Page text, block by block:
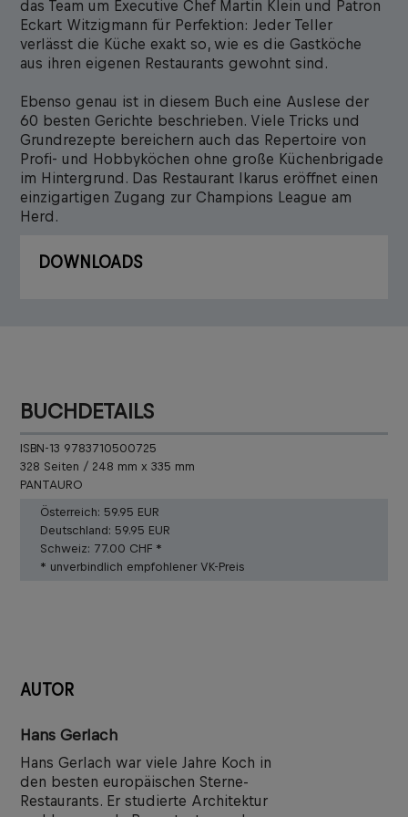
das Team um Executive Chef Martin Klein und Patron
Eckart Witzigmann für Perfektion: Jeder Teller
verlässt die Küche exakt so, wie es die Gastköche
aus ihren eigenen Restaurants gewohnt sind.
Ebenso genau ist in diesem Buch eine Auslese der
60 besten Gerichte beschrieben. Viele Tricks und
Grundrezepte bereichern auch das Repertoire von
Profi- und Hobbyköchen ohne große Küchenbrigade
im Hintergrund. Das Restaurant Ikarus eröffnet einen
einzigartigen Zugang zur Champions League am
Herd.
DOWNLOADS
BUCHDETAILS
ISBN-13 9783710500725
328 Seiten / 248 mm x 335 mm
PANTAURO
Österreich: 59.95 EUR
Deutschland: 59.95 EUR
Schweiz: 77.00 CHF *
* unverbindlich empfohlener VK-Preis
AUTOR
Hans Gerlach
Hans Gerlach war viele Jahre Koch in
den besten europäischen Sterne-
Restaurants. Er studierte Architektur